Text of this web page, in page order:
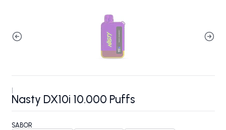
|
Nasty DX10i 10.000 Puffs
SABOR